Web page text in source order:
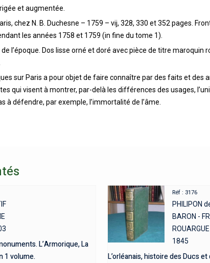
et augmentée.
chez N. B. Duchesne – 1759 – vij, 328, 330 et 352 pages.
les années 1758 et 1759 (in fine du tome 1).
l’époque. Dos lisse orné et doré avec pièce de titre
sur Paris a pour objet de faire connaître par des faits et des
qui visent à montrer, par-delà les différences des usages,
à défendre, par exemple, l’immortalité de l’âme.
L’Armorique, La
1 volume.
Réf : 3176
PHILIPON
BARON -
ROUARGUE
1845
L’orléanais, histoire des Ducs et